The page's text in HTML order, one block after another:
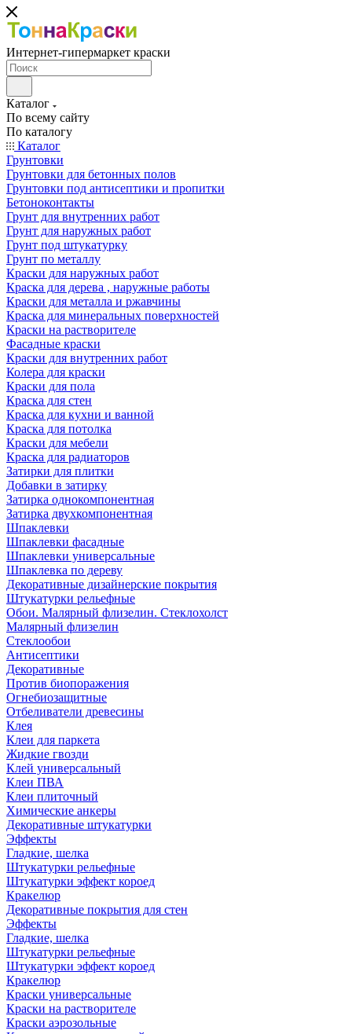
Интернет-гипермаркет краски
Каталог
По всему сайту
По каталогу
Каталог
Грунтовки
Грунтовки для бетонных полов
Грунтовки под антисептики и пропитки
Бетоноконтакты
Грунт для внутренних работ
Грунт для наружных работ
Грунт под штукатурку
Грунт по металлу
Краски для наружных работ
Краска для дерева , наружные работы
Краски для металла и ржавчины
Краска для минеральных поверхностей
Краски на растворителе
Фасадные краски
Краски для внутренних работ
Колера для краски
Краски для пола
Краска для стен
Краска для кухни и ванной
Краска для потолка
Краски для мебели
Краска для радиаторов
Затирки для плитки
Добавки в затирку
Затирка однокомпонентная
Затирка двухкомпонентная
Шпаклевки
Шпаклевки фасадные
Шпаклевки универсальные
Шпаклевка по дереву
Декоративные дизайнерские покрытия
Штукатурки рельефные
Обои. Малярный флизелин. Стеклохолст
Малярный флизелин
Стеклообои
Антисептики
Декоративные
Против биопоражения
Огнебиозащитные
Отбеливатели древесины
Клея
Клеи для паркета
Жидкие гвозди
Клей универсальный
Клеи ПВА
Клеи плиточный
Химические анкеры
Декоративные штукатурки
Эффекты
Гладкие, шелка
Штукатурки рельефные
Штукатурки эффект короед
Кракелюр
Декоративные покрытия для стен
Эффекты
Гладкие, шелка
Штукатурки рельефные
Штукатурки эффект короед
Кракелюр
Краски универсальные
Краски на растворителе
Краски аэрозольные